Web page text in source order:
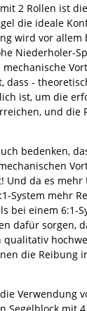
2 Rollen ist
die ideale
wird vor allem
Niederholer-
dass -
ist, um die
und die
bedenken,
Und da es
System mehr
bei einem 6:1-
dafür sorgen,
qualitativ
die Reibung
Verwendung